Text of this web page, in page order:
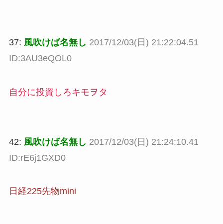
37: 風吹けば名無し 2017/12/03(日) 21:22:04.51
ID:3AU3eQOL0
自分に投資しろキモヲタ
42: 風吹けば名無し 2017/12/03(日) 21:24:10.41
ID:rE6j1GXD0
日経225先物mini